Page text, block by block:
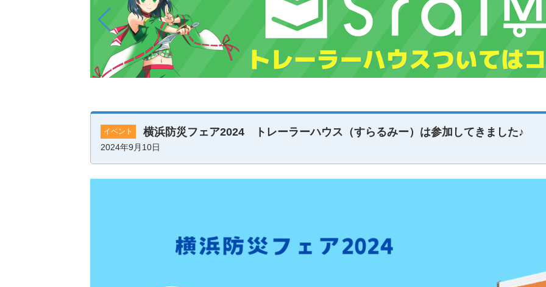
イベント 横浜防災フェア2024 トレーラーハウス（すらるみー）は参加してきました♪
2024年9月10日